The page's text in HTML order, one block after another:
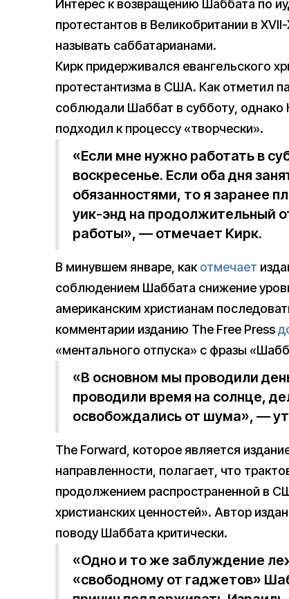
Интерес к возвращению Шаббата по
протестантов в Великобритании в
называть саббатарианами.
Кирк придерживался евангельского
протестантизма в США. Как отметил
соблюдали Шаббат в субботу, однако
подходил к процессу «творчески».
«Если мне нужно работать в
воскресенье. Если оба дня
обязанностями, то я заранее
уик-энд на продолжительный
работы», — отмечает Кирк.
В минувшем январе, какотмечает
соблюдением Шаббата снижение
американским христианам
комментарии изданию The Free Press
«ментального отпуска» с фразы
«В основном мы проводили
проводили время на солнце,
освобождались от шума», —
The Forward, которое является
направленности, полагает, что
продолжением распространенной в
христианских ценностей». Автор
поводу Шаббата критически.
«Одно и то же заблуждение
«свободному от гаджетов»